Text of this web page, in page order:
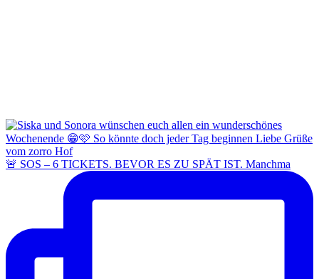
🚨 SOS – 6 TICKETS. BEVOR ES ZU SPÄT IST. Manchma